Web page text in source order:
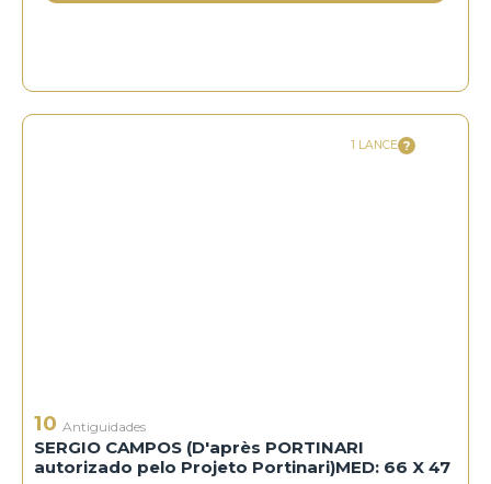
10 Antiguidades
SERGIO CAMPOS (D'après PORTINARI
autorizado pelo Projeto Portinari)MED: 66 X 47
1 LANCE